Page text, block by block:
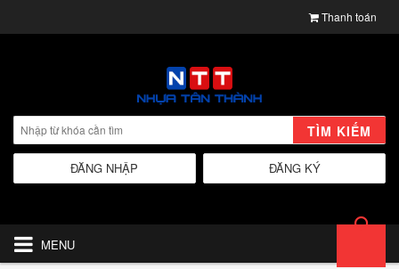
Thanh toán
TÌM KIẾM
ĐĂNG KÝ
ĐĂNG NHẬP
MENU